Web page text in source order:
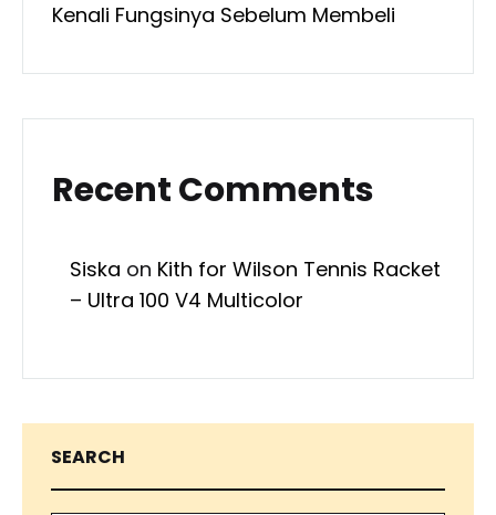
Kenali Fungsinya Sebelum Membeli
Recent Comments
Siska on Kith for Wilson Tennis Racket
– Ultra 100 V4 Multicolor
SEARCH